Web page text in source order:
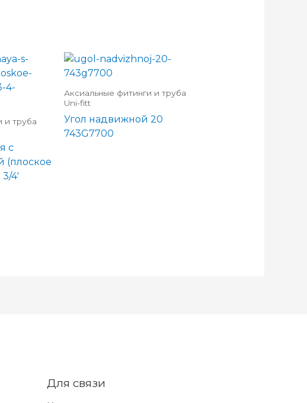
и труба
с
(плоское
4′
Аксиальные фитинги и труба
Uni-fitt
Угол надвижной 20
743G7700
Для связи